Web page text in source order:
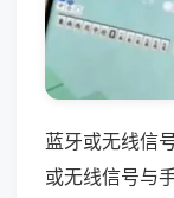
蓝牙或无线信
或无线信号与